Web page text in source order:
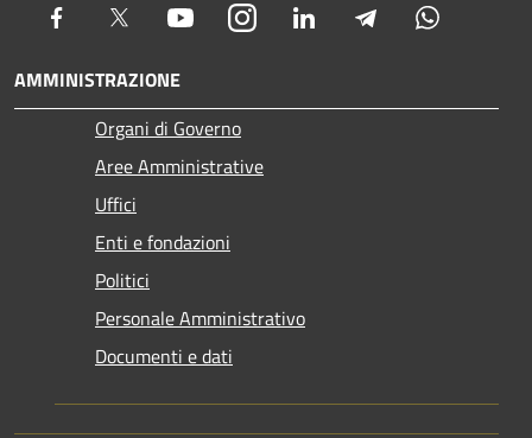
Facebook Twitter YoutubeInstagram LinkedIn Telegram
AMMINISTRAZIONE
Organi di Governo
Aree Amministrative
Uffici
Enti e fondazioni
Politici
Personale Amministrativo
Documenti e dati